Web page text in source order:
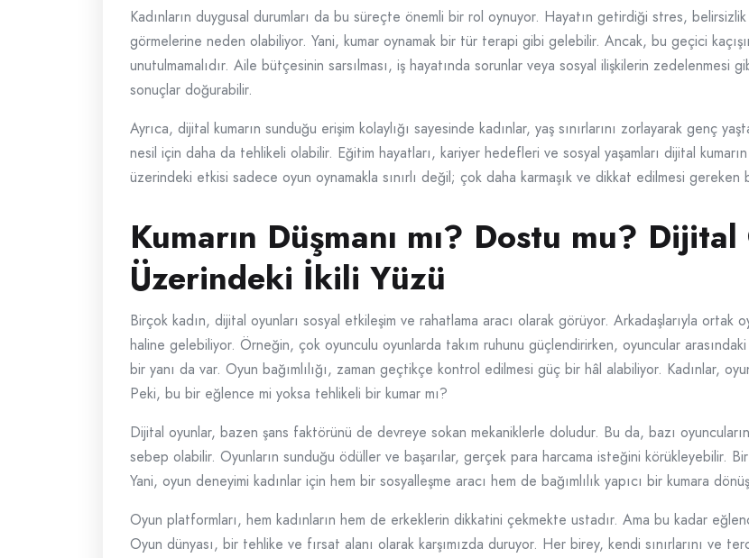
Kadınların duygusal durumları da bu süreçte önemli bir rol oynuyor. Hayatın getirdiği stres,
görmelerine neden olabiliyor. Yani, kumar oynamak bir tür terapi gibi gelebilir. Ancak, bu geçici
unutulmamalıdır. Aile bütçesinin sarsılması, iş hayatında sorunlar veya sosyal ilişkilerin
sonuçlar doğurabilir.
Ayrıca, dijital kumarın sunduğu erişim kolaylığı sayesinde kadınlar, yaş sınırlarını zorlayarak genç
nesil için daha da tehlikeli olabilir. Eğitim hayatları, kariyer hedefleri ve sosyal yaşamları dijital
üzerindeki etkisi sadece oyun oynamakla sınırlı değil; çok daha karmaşık ve dikkat edilmesi gereken
Kumarın Düşmanı mı? Dostu mu?
Üzerindeki İkili Yüzü
Birçok kadın, dijital oyunları sosyal etkileşim ve rahatlama aracı olarak görüyor. Arkadaşlarıyla ortak
haline gelebiliyor. Örneğin, çok oyunculu oyunlarda takım ruhunu güçlendirirken, oyuncular
bir yanı da var. Oyun bağımlılığı, zaman geçtikçe kontrol edilmesi güç bir hâl alabiliyor. Kadınlar,
Peki, bu bir eğlence mi yoksa tehlikeli bir kumar mı?
Dijital oyunlar, bazen şans faktörünü de devreye sokan mekaniklerle doludur. Bu da, bazı
sebep olabilir. Oyunların sunduğu ödüller ve başarılar, gerçek para harcama isteğini körükleyebilir. Bir
Yani, oyun deneyimi kadınlar için hem bir sosyalleşme aracı hem de bağımlılık yapıcı bir kumara
Oyun platformları, hem kadınların hem de erkeklerin dikkatini çekmekte ustadır. Ama bu kadar
Oyun dünyası, bir tehlike ve fırsat alanı olarak karşımızda duruyor. Her birey, kendi sınırlarını ve